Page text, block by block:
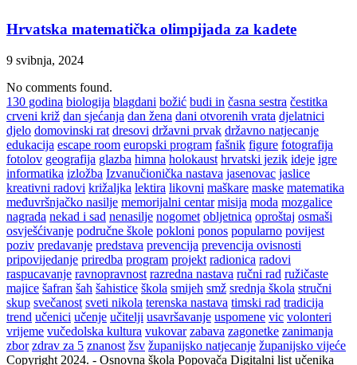
Hrvatska matematička olimpijada za kadete
9 svibnja, 2024
No comments found.
130 godina biologija blagdani božić budi in časna sestra čestitka
crveni križ dan sjećanja dan žena dani otvorenih vrata djelatnici
djelo domovinski rat dresovi državni prvak državno natjecanje
edukacija escape room europski program fašnik figure fotografija
fotolov geografija glazba himna holokaust hrvatski jezik ideje igre
informatika izložba Izvanučionička nastava jasenovac jaslice
kreativni radovi križaljka lektira likovni maškare maske matematika
međuvršnjačko nasilje memorijalni centar misija moda mozgalice
nagrada nekad i sad nenasilje nogomet obljetnica oproštaj osmaši
osvješćivanje područne škole pokloni ponos popularno povijest
poziv predavanje predstava prevencija prevencija ovisnosti
pripovijedanje priredba program projekt radionica radovi
raspucavanje ravnopravnost razredna nastava ručni rad ružičaste
majice šafran šah šahistice škola smijeh smž srednja škola stručni
skup svečanost sveti nikola terenska nastava timski rad tradicija
trend učenici učenje učitelji usavršavanje uspomene vic volonteri
vrijeme vučedolska kultura vukovar zabava zagonetke zanimanja
zbor zdrav za 5 znanost žsv županijsko natjecanje županijsko vijeće
Copyright 2024. - Osnovna škola Popovača Digitalni list učenika